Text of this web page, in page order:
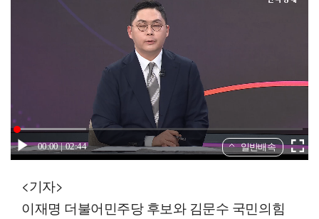
00:00 02:44 일반배속
<기자>
이재명 더불어민주당 후보와 김문수 국민의힘